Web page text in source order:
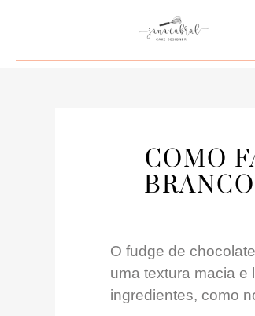
COMO
O fudge de
uma textura macia e
ingredientes, como